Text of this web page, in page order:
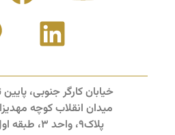
خیابان کارگر جنوبی، پایین
میدان انقلاب کوچه
پلاک9، واحد 3، طبقه اول